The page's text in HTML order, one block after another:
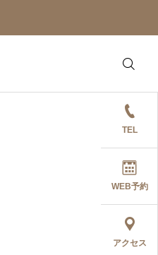
TEL
WEB予約
アクセス